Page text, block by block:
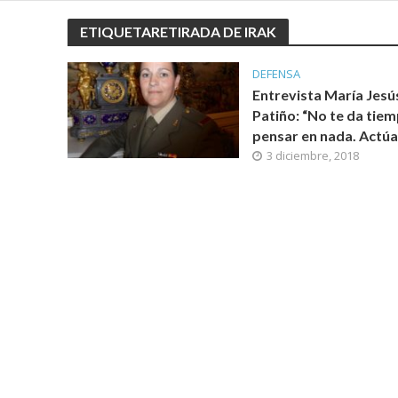
ETIQUETARETIRADA DE IRAK
DEFENSA
Entrevista María
Patiño: “No te da
pensar en nada.
3 diciembre, 2018